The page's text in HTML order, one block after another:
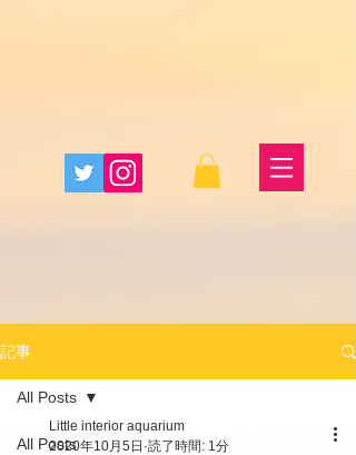
記事
All Posts
All Posts
Little interior aquarium
2020年10月5日 読了時間: 1分